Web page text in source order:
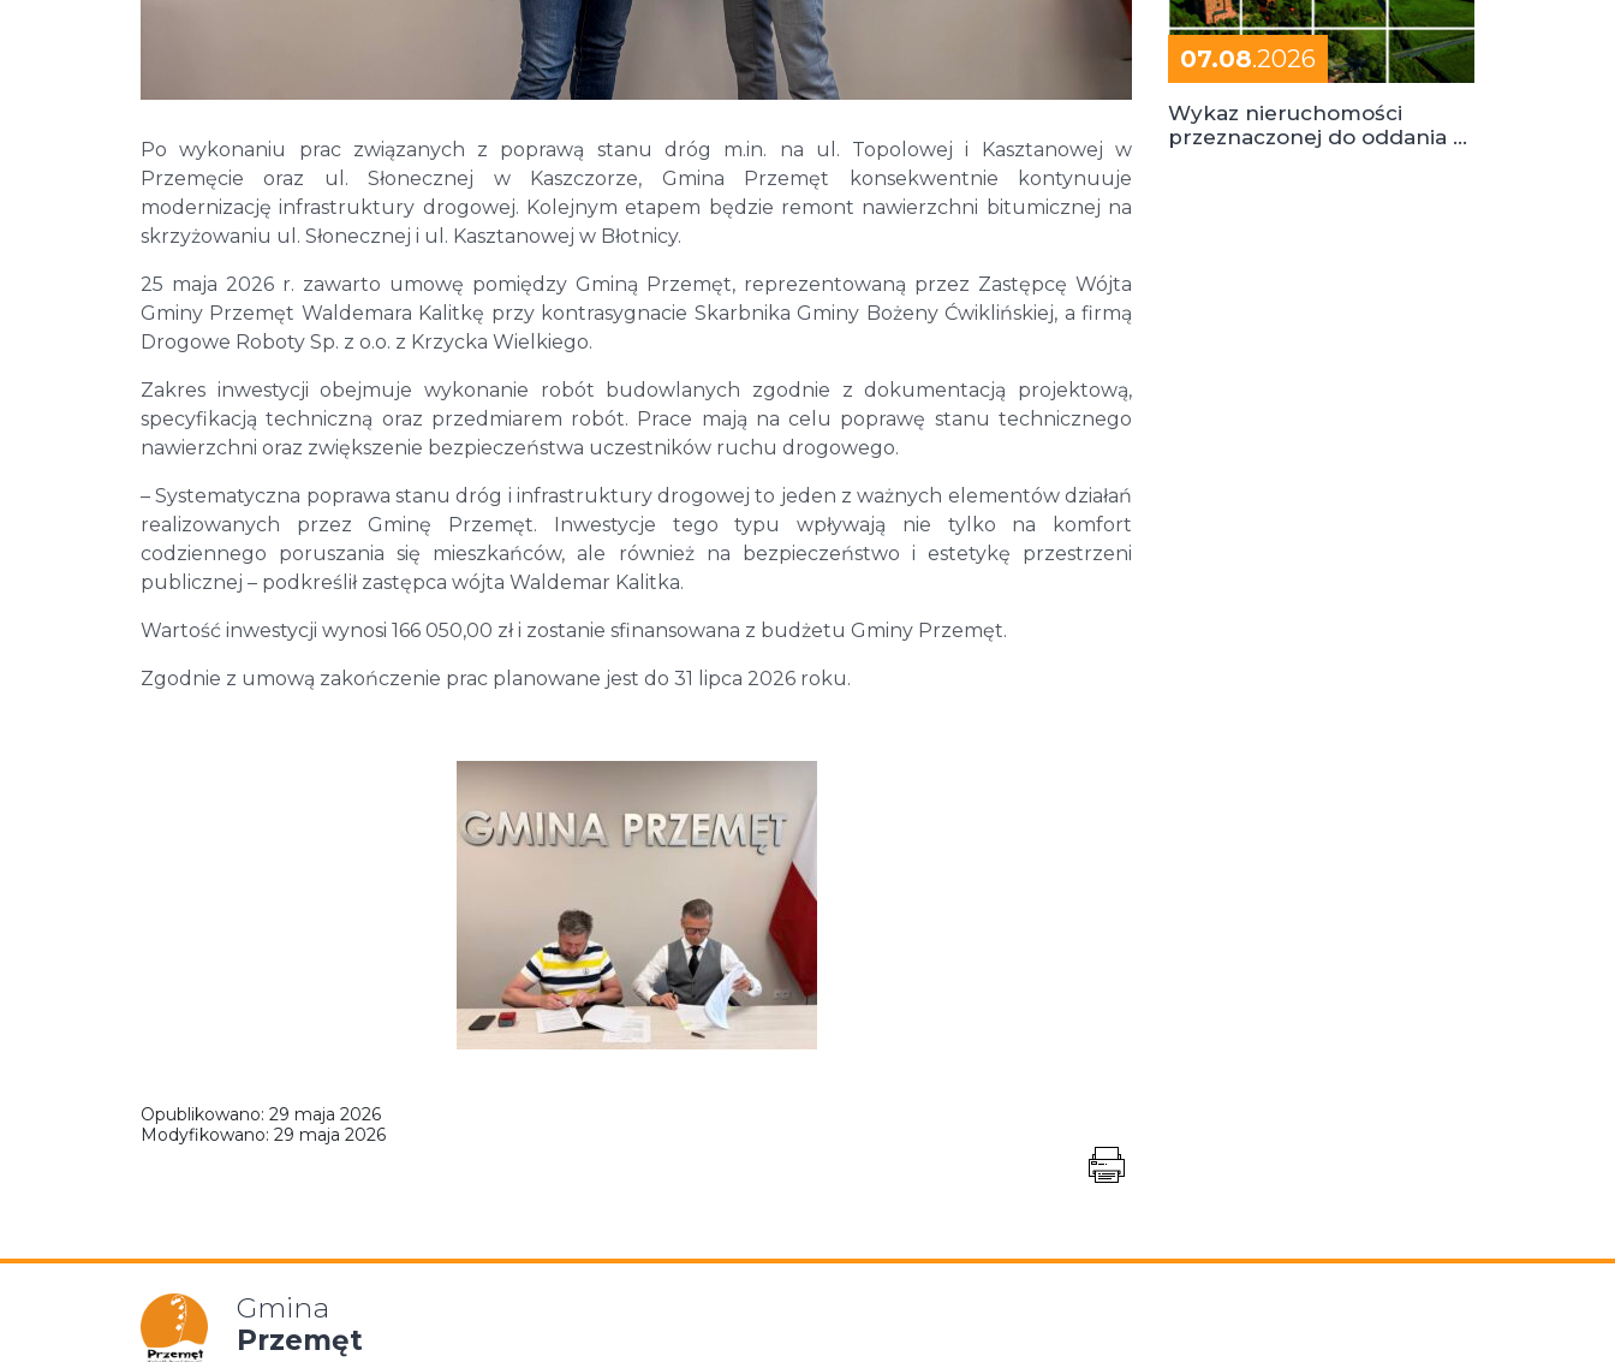
Po wykonaniu prac związanych z poprawą stanu dróg m.in. na ul. Topolowej i Kasztanowej w
Przemęcie oraz ul. Słonecznej w Kaszczorze, Gmina Przemęt konsekwentnie kontynuuje
modernizację infrastruktury drogowej. Kolejnym etapem będzie remont nawierzchni bitumicznej na
skrzyżowaniu ul. Słonecznej i ul. Kasztanowej w Błotnicy.
25 maja 2026 r. zawarto umowę pomiędzy Gminą Przemęt, reprezentowaną przez Zastępcę Wójta
Gminy Przemęt Waldemara Kalitkę przy kontrasygnacie Skarbnika Gminy Bożeny Ćwiklińskiej, a firmą
Drogowe Roboty Sp. z o.o. z Krzycka Wielkiego.
Zakres inwestycji obejmuje wykonanie robót budowlanych zgodnie z dokumentacją projektową,
specyfikacją techniczną oraz przedmiarem robót. Prace mają na celu poprawę stanu technicznego
nawierzchni oraz zwiększenie bezpieczeństwa uczestników ruchu drogowego.
– Systematyczna poprawa stanu dróg i infrastruktury drogowej to jeden z ważnych elementów działań
realizowanych przez Gminę Przemęt. Inwestycje tego typu wpływają nie tylko na komfort
codziennego poruszania się mieszkańców, ale również na bezpieczeństwo i estetykę przestrzeni
publicznej – podkreślił zastępca wójta Waldemar Kalitka.
Wartość inwestycji wynosi 166 050,00 zł i zostanie sfinansowana z budżetu Gminy Przemęt.
Zgodnie z umową zakończenie prac planowane jest do 31 lipca 2026 roku.
Opublikowano: 29 maja 2026
Modyfikowano: 29 maja 2026
07.08.2026
Wykaz nieruchomości
przeznaczonej do oddania w
Gmina
Przemęt